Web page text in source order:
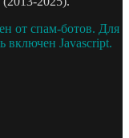
от спам-ботов. Для
включен Javascript.